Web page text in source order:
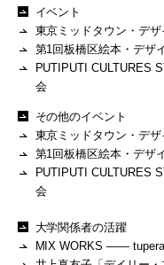
イベント
東京ミッドタウン・デ
第1回板橋区絵本・デザ
PUTIPUTI CULTURES
会
その他のイベント
東京ミッドタウン・デ
第1回板橋区絵本・デザ
PUTIPUTI CULTURES
会
大学関係者の活躍
MIX WORKS ——